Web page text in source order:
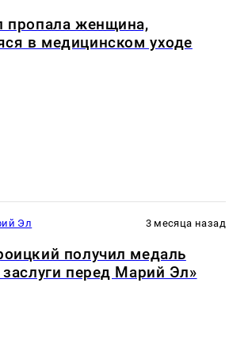
пропала женщина,
в медицинском уходе
Эл 3 месяца назад
получил медаль
перед Марий Эл»